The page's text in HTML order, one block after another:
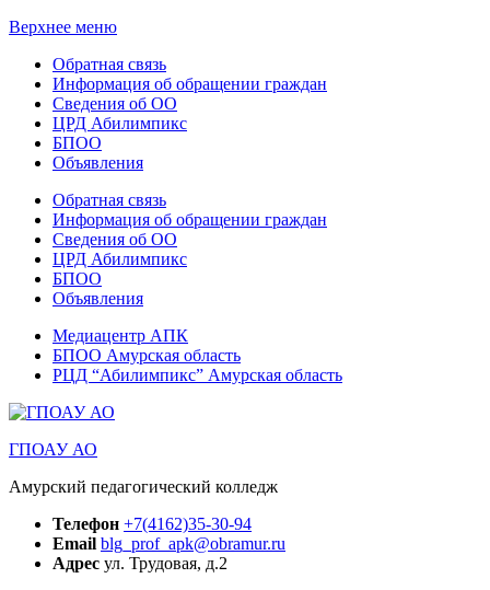
Верхнее меню
Обратная связь
Информация об обращении граждан
Сведения об ОО
ЦРД Абилимпикс
БПОО
Объявления
Обратная связь
Информация об обращении граждан
Сведения об ОО
ЦРД Абилимпикс
БПОО
Объявления
Медиацентр АПК
БПОО Амурская область
РЦД “Абилимпикс” Амурская область
ГПОАУ АО
Амурский педагогический колледж
Телефон +7(4162)35-30-94
Email blg_prof_apk@obramur.ru
Адрес ул. Трудовая, д.2